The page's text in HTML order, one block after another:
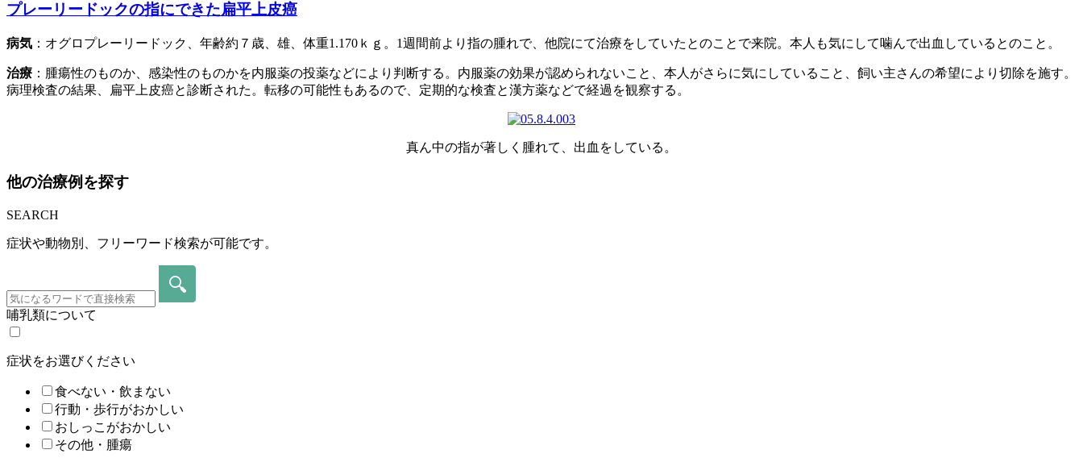
プレーリードックの指にできた扁平上皮癌
病気 ：オグロプレーリードック、年齢約７歳、雄、体重1.170ｋｇ。1週間前より指の腫れで、他院にて治療をしていたとのことで来院。本人も気にして噛んで出血しているとのこと。
治療 ：腫瘍性のものか、感染性のものかを内服薬の投薬などにより判断する。内服薬の効果が認められないこと、本人がさらに気にしていること、飼い主さんの希望により切除を施す。
病理検査の結果、扁平上皮癌と診断された。転移の可能性もあるので、定期的な検査と漢方薬などで経過を観察する。
真ん中の指が著しく腫れて、出血をしている。
他の治療例を探す
SEARCH
症状や動物別、フリーワード検索が可能です。
哺乳類について
症状をお選びください
食べない・飲まない
行動・歩行がおかしい
おしっこがおかしい
その他・腫瘍